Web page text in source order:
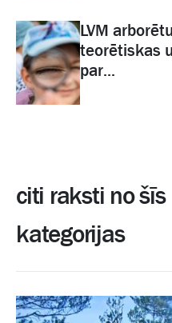
LVM
teorētiskas
par...
citi raksti no šīs
kategorijas